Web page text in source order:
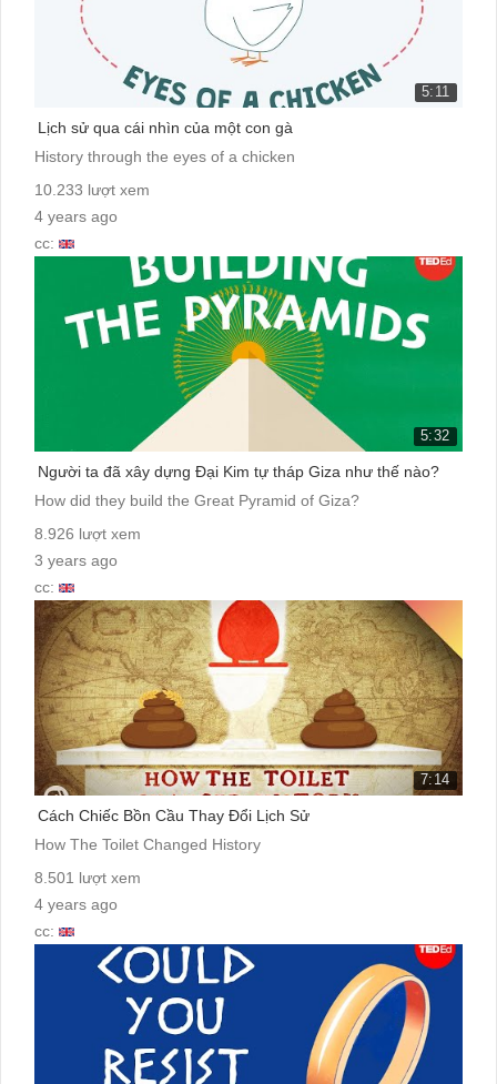
5:11
Lịch sử qua cái nhìn của một con gà
History through the eyes of a chicken
10.233 lượt xem
4 years ago
cc:
5:32
Người ta đã xây dựng Đại Kim tự tháp Giza như thế nào?
How did they build the Great Pyramid of Giza?
8.926 lượt xem
3 years ago
cc:
7:14
Cách Chiếc Bồn Cầu Thay Đổi Lịch Sử
How The Toilet Changed History
8.501 lượt xem
4 years ago
cc: